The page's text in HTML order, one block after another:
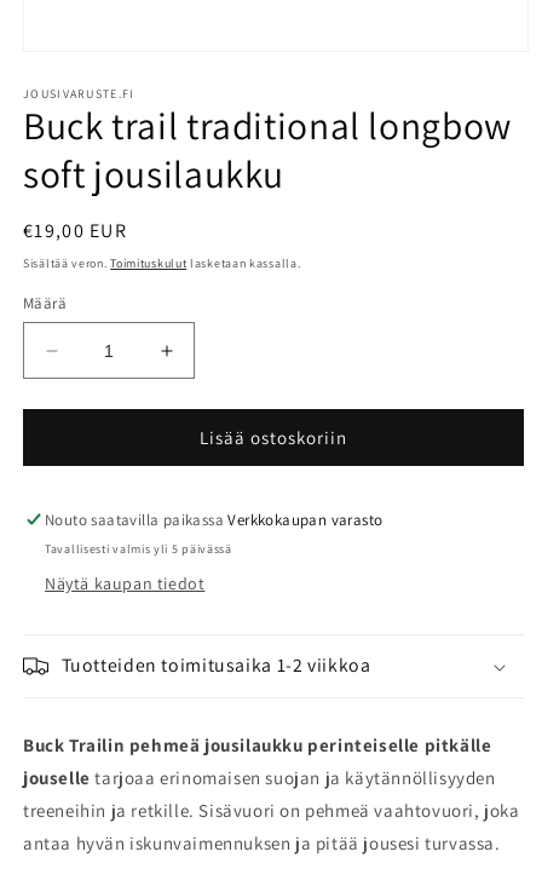
1
modaalisessa
ikkunassa
JOUSIVARUSTE.FI
Buck trail traditional longbow
soft jousilaukku
Normaalihinta
€19,00 EUR
Sisältää veron.Toimituskulut lasketaan kassalla.
Määrä
Vähennä
tuotteen
Buck
traditional
soft
jousilaukku
Lisää
tuotteen
Buck
traditional
soft
jousilaukku
Lisää ostoskoriin
Nouto saatavilla paikassaVerkkokaupan varasto
Tavallisesti valmis yli 5 päivässä
Näytä kaupan tiedot
Tuotteiden toimitusaika 1-2 viikkoa
Buck Trailin pehmeä jousilaukku perinteiselle pitkälle
jouselle tarjoaa erinomaisen suojan ja käytännöllisyyden
treeneihin ja retkille. Sisävuori on pehmeä vaahtovuori, joka
antaa hyvän iskunvaimennuksen ja pitää jousesi turvassa.